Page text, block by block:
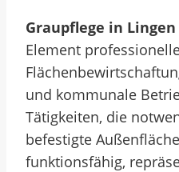
Graupflege in Lingen
Element
und kommunale
Tätigkeiten, die
befestigte
funktionsfähig,